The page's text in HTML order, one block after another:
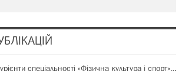
спеціальності «Фізична культура і спорт»…